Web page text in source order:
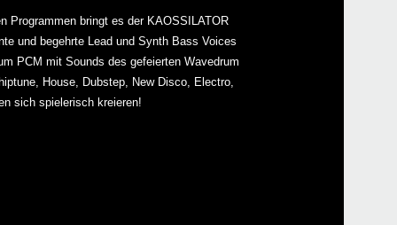
bringt es der KAOSSILATOR
und begehrte Lead und Synth Bass Voices
PCM mit Sounds des gefeierten Wavedrum
House, Dubstep, New Disco, Electro,
sich spielerisch kreieren!